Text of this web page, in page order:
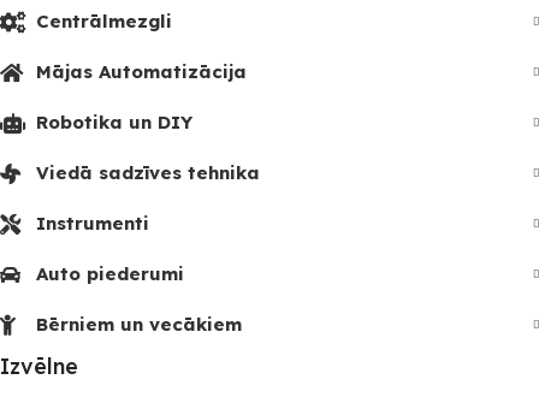
Centrālmezgli
Mājas Automatizācija
Robotika un DIY
Viedā sadzīves tehnika
Instrumenti
Auto piederumi
Bērniem un vecākiem
Izvēlne